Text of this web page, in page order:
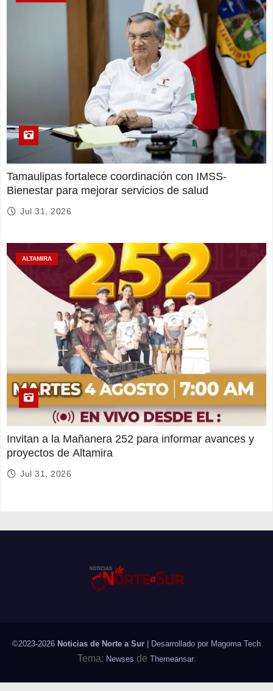
Tamaulipas fortalece coordinación con IMSS-
Bienestar para mejorar servicios de salud
Jul 31, 2026
ALTAMIRA
Invitan a la Mañanera 252 para informar avances y
proyectos de Altamira
Jul 31, 2026
©2023-2026 Noticias de Norte a Sur | Desarrollado por Magoma Tech
Tema: Newses de Themeansar.